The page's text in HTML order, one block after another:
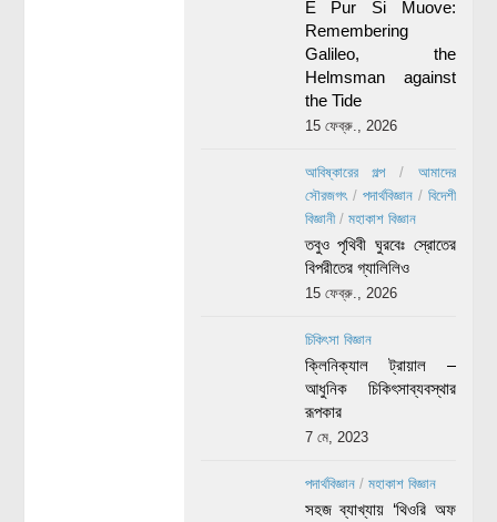
E Pur Si Muove:
Remembering
Galileo, the
Helmsman against
the Tide
15 ফেব্রু., 2026
আবিষ্কারের গল্প/ আমাদের
সৌরজগৎ/ পদার্থবিজ্ঞান/ বিদেশী
বিজ্ঞানী/ মহাকাশ বিজ্ঞান
তবুও পৃথিবী ঘুরবেঃ স্রোতের
বিপরীতের গ্যালিলিও
15 ফেব্রু., 2026
চিকিৎসা বিজ্ঞান
ক্লিনিক্যাল ট্রায়াল –
আধুনিক চিকিৎসাব্যবস্থার
রূপকার
7 মে, 2023
পদার্থবিজ্ঞান/ মহাকাশ বিজ্ঞান
সহজ ব্যাখ্যায় ‘থিওরি অফ